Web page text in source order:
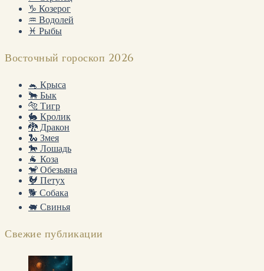
♑ Козерог
♒ Водолей
♓ Рыбы
Восточный гороскоп 2026
🐁 Крыса
🐂 Бык
🐅 Тигр
🐇 Кролик
🐉 Дракон
🐍 Змея
🐎 Лошадь
🐐 Коза
🐒 Обезьяна
🐓 Петух
🐕 Собака
🐖 Свинья
Свежие публикации